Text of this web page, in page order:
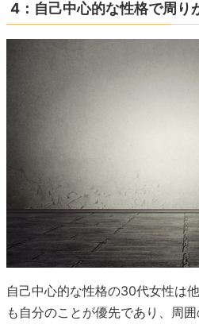
4：自己中心的な性格で周り
自己中心的な性格の30代女性は
も自分のことが優先であり、周囲